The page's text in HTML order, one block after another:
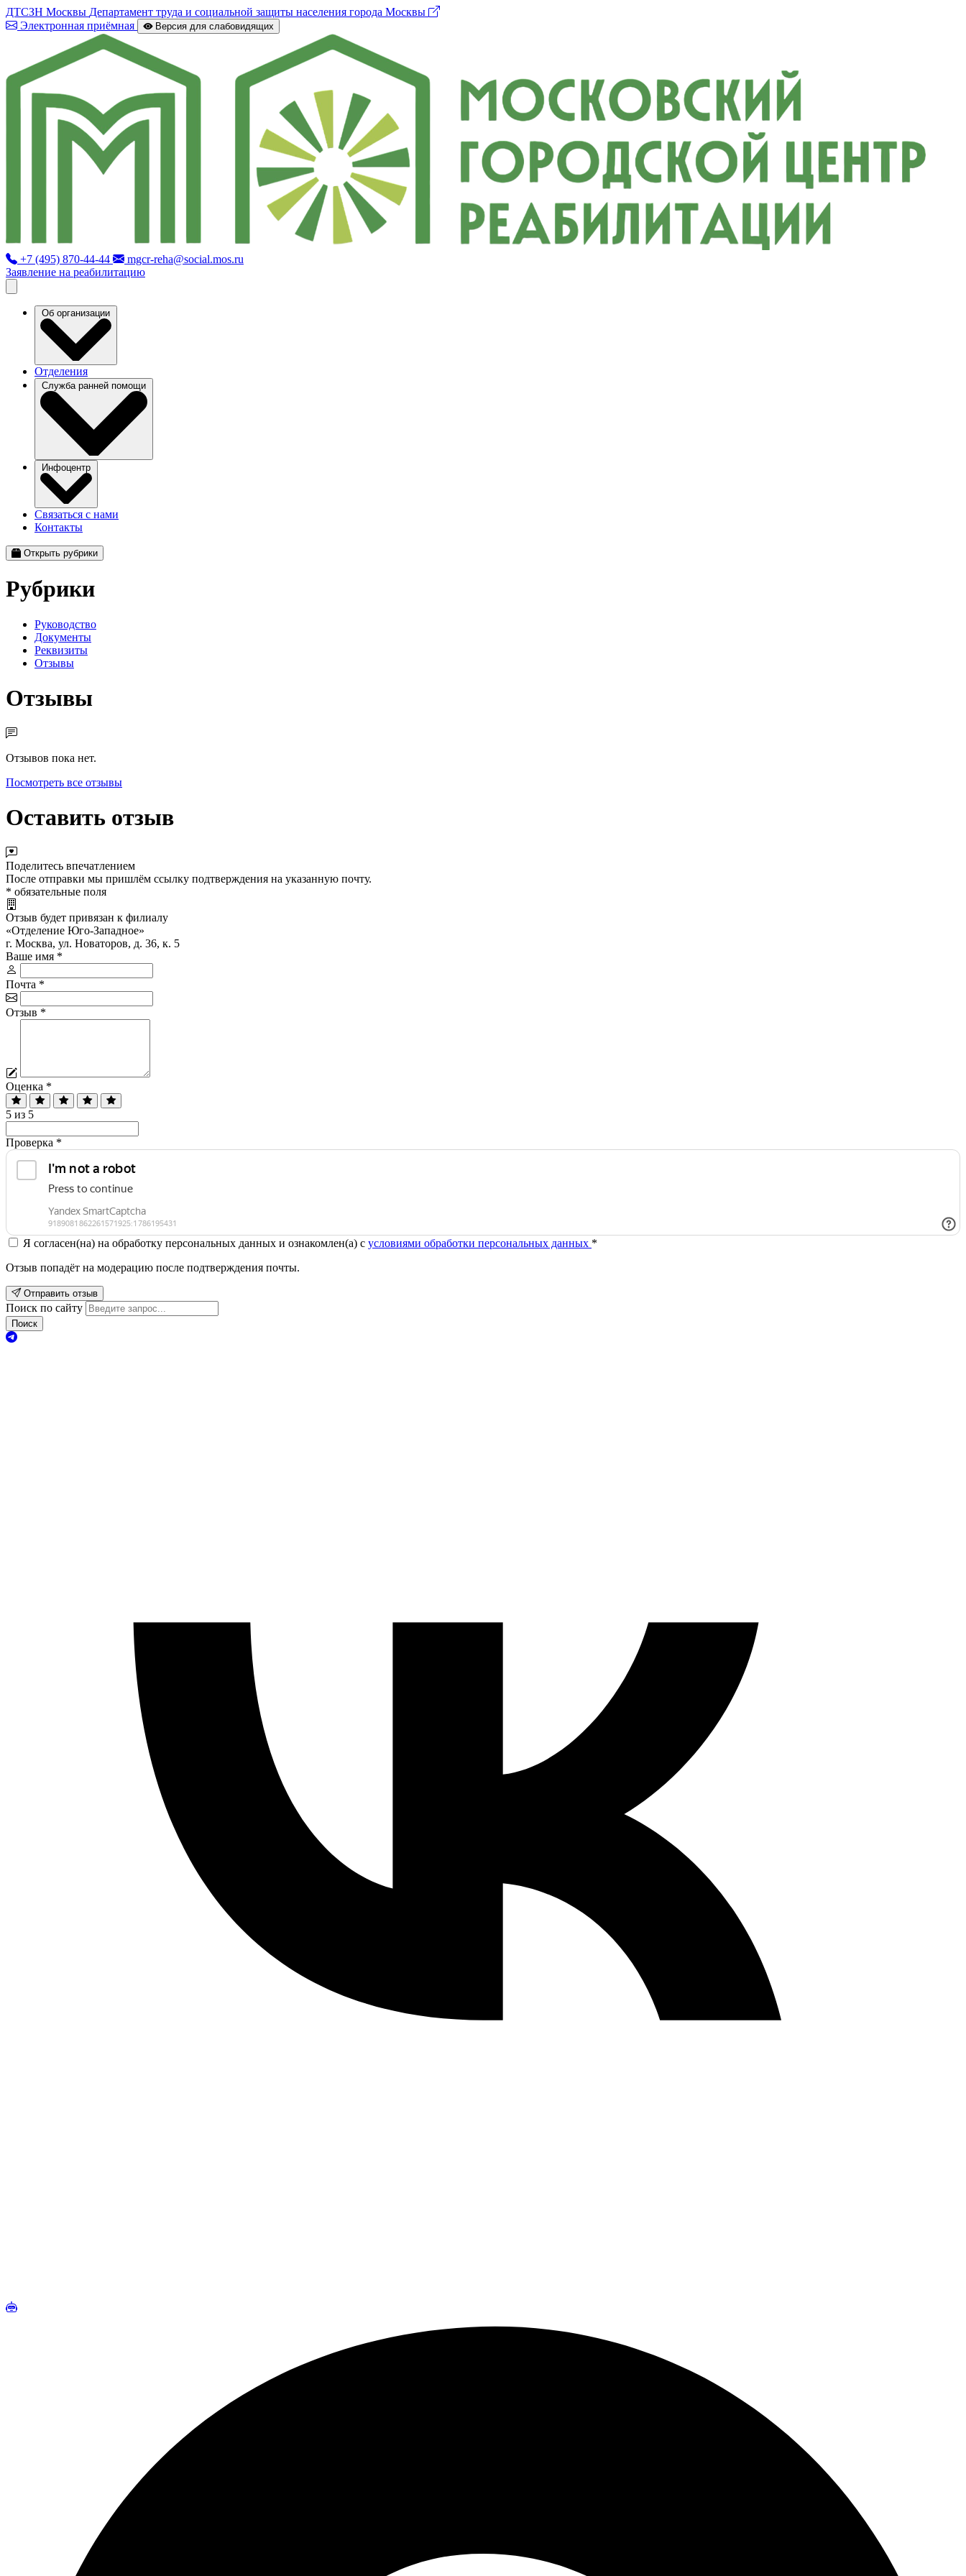
ДТСЗН Москвы Департамент труда и социальной защиты населения города Москвы
Электронная приёмная
Версия для слабовидящих
+7 (495) 870-44-44
mgcr-reha@social.mos.ru
Заявление на реабилитацию
Об организации
Отделения
Служба ранней помощи
Инфоцентр
Связаться с нами
Контакты
Открыть рубрики
Рубрики
Руководство
Документы
Реквизиты
Отзывы
Отзывы
Отзывов пока нет.
Посмотреть все отзывы
Оставить отзыв
Поделитесь впечатлением
После отправки мы пришлём ссылку подтверждения на указанную почту.
* обязательные поля
Отзыв будет привязан к филиалу
«Отделение Юго-Западное»
г. Москва, ул. Новаторов, д. 36, к. 5
Ваше имя *
Почта *
Отзыв *
Оценка *
5 из 5
Проверка *
Я согласен(на) на обработку персональных данных и ознакомлен(а) с условиями обработки персональных данных *
Отзыв попадёт на модерацию после подтверждения почты.
Отправить отзыв
Поиск по сайту
Поиск